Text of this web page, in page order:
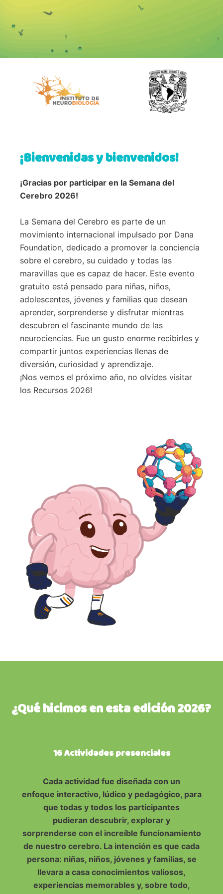
¡Bienvenidas y bienvenidos!
¡Gracias por participar en la Semana del
Cerebro 2026!
La Semana del Cerebro es parte de un
movimiento internacional impulsado por Dana
Foundation, dedicado a promover la conciencia
sobre el cerebro, su cuidado y todas las
maravillas que es capaz de hacer. Este evento
gratuito está pensado para niñas, niños,
adolescentes, jóvenes y familias que desean
aprender, sorprenderse y disfrutar mientras
descubren el fascinante mundo de las
neurociencias. Fue un gusto enorme recibirles y
compartir juntos experiencias llenas de
diversión, curiosidad y aprendizaje.
¡Nos vemos el próximo año, no olvides visitar
los Recursos 2026!
¿Qué hicimos en esta edición 2026?
16 Actividades presenciales
Cada actividad fue diseñada con un
enfoque interactivo, lúdico y pedagógico, para
que todas y todos los participantes
pudieran descubrir, explorar y
sorprenderse con el increíble funcionamiento
de nuestro cerebro. La intención es que cada
persona: niñas, niños, jóvenes y familias, se
llevara a casa conocimientos valiosos,
experiencias memorables y, sobre todo,